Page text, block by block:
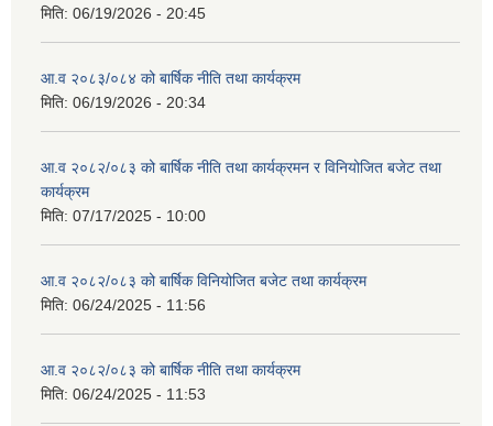
मिति: 06/19/2026 - 20:45
आ.व २०८३/०८४ को बार्षिक नीति तथा कार्यक्रम
मिति: 06/19/2026 - 20:34
आ.व २०८२/०८३ को बार्षिक नीति तथा कार्यक्रमन र विनियोजित बजेट तथा
कार्यक्रम
मिति: 07/17/2025 - 10:00
आ.व २०८२/०८३ को बार्षिक विनियोजित बजेट तथा कार्यक्रम
मिति: 06/24/2025 - 11:56
आ.व २०८२/०८३ को बार्षिक नीति तथा कार्यक्रम
मिति: 06/24/2025 - 11:53